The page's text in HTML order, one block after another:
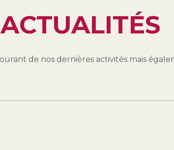
ACTUALITÉS
de nos dernières activités mais